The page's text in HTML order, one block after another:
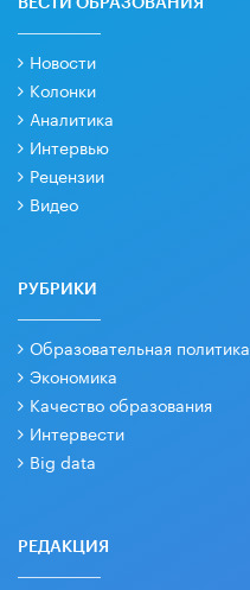
ВЕСТИ ОБРАЗОВАНИЯ
Новости
Колонки
Аналитика
Интервью
Рецензии
Видео
РУБРИКИ
Образовательная политика
Экономика
Качество образования
Интервести
Big data
РЕДАКЦИЯ